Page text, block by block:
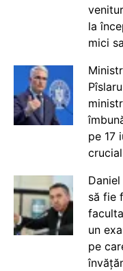
la
mici
pe 17
crucial
să fie
un
pe